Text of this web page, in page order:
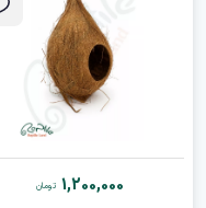
1,200,000 تومان